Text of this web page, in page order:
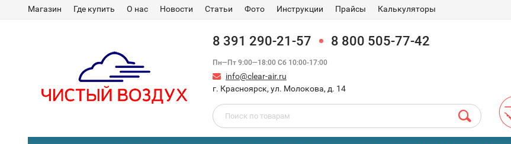
Магазин Где купить О нас Новости Статьи Фото Инструкции Прайсы Калькуляторы
8 391 290-21-57 8 800 505-77-42
Пн—Пт 9:00—18:00 Сб 10:00-17:00
info@clear-air.ru
г. Красноярск, ул. Молокова, д. 14